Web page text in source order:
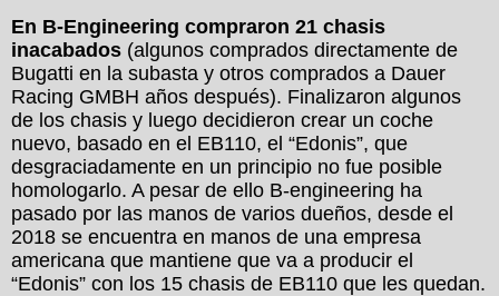
En B-Engineering compraron 21 chasis
inacabados (algunos comprados directamente de
Bugatti en la subasta y otros comprados a Dauer
Racing GMBH años después). Finalizaron algunos
de los chasis y luego decidieron crear un coche
nuevo, basado en el EB110, el “Edonis”, que
desgraciadamente en un principio no fue posible
homologarlo. A pesar de ello B-engineering ha
pasado por las manos de varios dueños, desde el
2018 se encuentra en manos de una empresa
americana que mantiene que va a producir el
“Edonis” con los 15 chasis de EB110 que les quedan.